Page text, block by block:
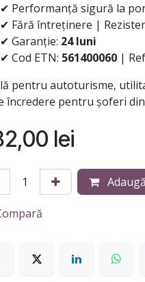
✔ Performanță sigură la
✔ Fără întreținere |
✔ Garanție: 24 luni
✔ Cod ETN: 561400060 |
pentru autoturisme,
încredere pentru șoferi din
lei